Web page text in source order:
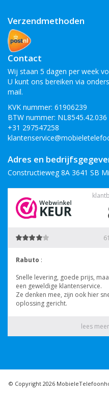
Verzendmethoden
Contact
Wij staan 5 dagen per week
U kunt ons bereiken via
mail.
KVK nummer: 61906239
BTW nummer: NL8545.42.036
+31 297547258
Adres en
Constructieweg 8A 3641 SB
© Copyright 2026